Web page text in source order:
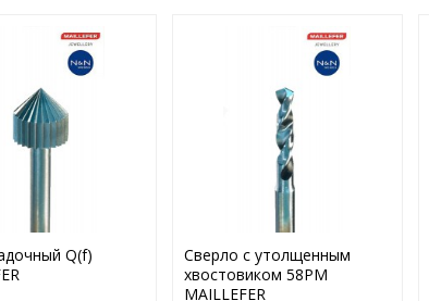
Q(f)
Сверло с утолщенным
хвостовиком 58PM
MAILLEFER